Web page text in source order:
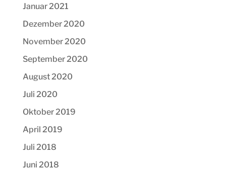
Januar 2021
Dezember 2020
November 2020
September 2020
August 2020
Juli 2020
Oktober 2019
April 2019
Juli 2018
Juni 2018